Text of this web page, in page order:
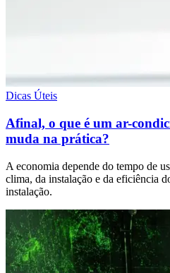
Dicas Úteis
Afinal, o que é um ar-
muda na prática?
A economia depende do tempo de
clima, da instalação e da eficiência
instalação.